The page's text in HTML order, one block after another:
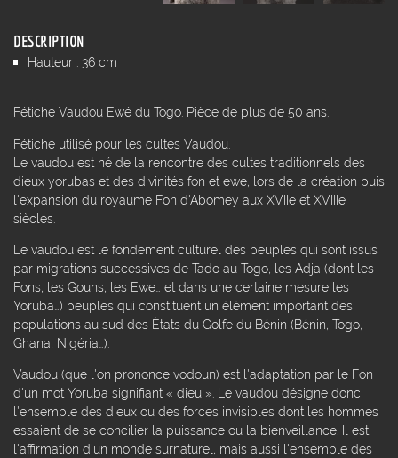
DESCRIPTION
Hauteur : 36 cm
Fétiche Vaudou Ewé du Togo. Pièce de plus de 50 ans.
Fétiche utilisé pour les cultes Vaudou.
Le vaudou est né de la rencontre des cultes traditionnels des
dieux yorubas et des divinités fon et ewe, lors de la création puis
l'expansion du royaume Fon d'Abomey aux XVIIe et XVIIIe
siècles.
Le vaudou est le fondement culturel des peuples qui sont issus
par migrations successives de Tado au Togo, les Adja (dont les
Fons, les Gouns, les Ewe… et dans une certaine mesure les
Yoruba…) peuples qui constituent un élément important des
populations au sud des États du Golfe du Bénin (Bénin, Togo,
Ghana, Nigéria…).
Vaudou (que l'on prononce vodoun) est l'adaptation par le Fon
d'un mot Yoruba signifiant « dieu ». Le vaudou désigne donc
l'ensemble des dieux ou des forces invisibles dont les hommes
essaient de se concilier la puissance ou la bienveillance. Il est
l'affirmation d'un monde surnaturel, mais aussi l'ensemble des